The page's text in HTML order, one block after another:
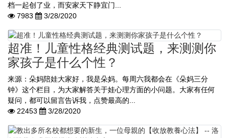
档一起创了业，而安家天下静宜门...
7983
3/28/2020
超准！儿童性格经典测试题，来测测你
家孩子是什么个性？
来源：朵妈陪娃大家好，我是朵妈。每周六我都会在《朵妈三分
钟》这个栏目，为大家解答关于娃心理方面的小问题。大家有任何
疑问，都可以留言告诉我，点赞最高的...
22453
3/28/2020